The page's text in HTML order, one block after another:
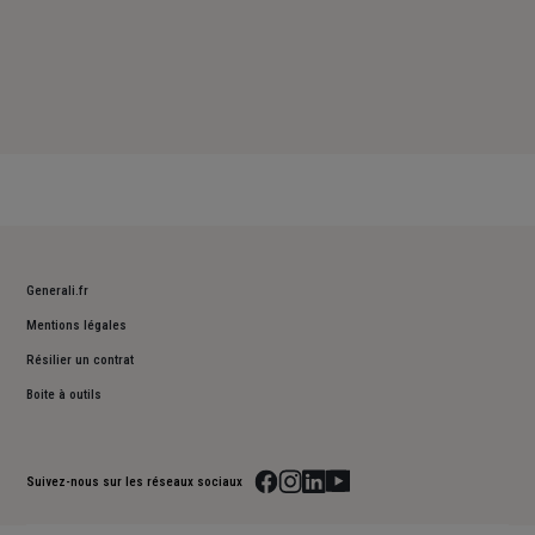
Generali.fr
Mentions légales
Résilier un contrat
Boite à outils
Suivez-nous sur les réseaux sociaux